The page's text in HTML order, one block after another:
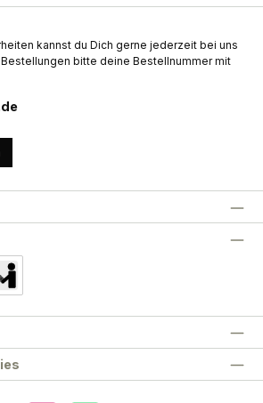
kannst du Dich gerne jederzeit bei uns
bitte deine Bestellnummer mit